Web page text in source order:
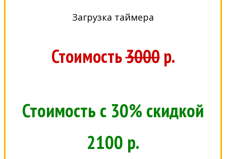
Загрузка таймера
Стоимость3000р.
Стоимость с 30% скидкой
2100 р.